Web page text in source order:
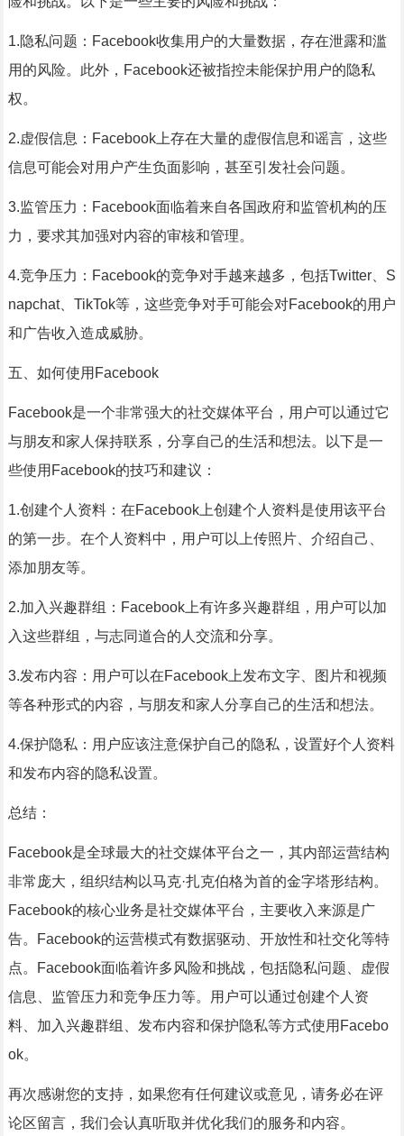
1.隐私问题：Facebook收集用户的大量数据，存在泄露和滥
用的风险。此外，Facebook还被指控未能保护用户的隐私
权。
2.虚假信息：Facebook上存在大量的虚假信息和谣言，这些
信息可能会对用户产生负面影响，甚至引发社会问题。
3.监管压力：Facebook面临着来自各国政府和监管机构的压
力，要求其加强对内容的审核和管理。
4.竞争压力：Facebook的竞争对手越来越多，包括Twitter、S
napchat、TikTok等，这些竞争对手可能会对Facebook的用户
和广告收入造成威胁。
五、如何使用Facebook
Facebook是一个非常强大的社交媒体平台，用户可以通过它
与朋友和家人保持联系，分享自己的生活和想法。以下是一
些使用Facebook的技巧和建议：
1.创建个人资料：在Facebook上创建个人资料是使用该平台
的第一步。在个人资料中，用户可以上传照片、介绍自己、
添加朋友等。
2.加入兴趣群组：Facebook上有许多兴趣群组，用户可以加
入这些群组，与志同道合的人交流和分享。
3.发布内容：用户可以在Facebook上发布文字、图片和视频
等各种形式的内容，与朋友和家人分享自己的生活和想法。
4.保护隐私：用户应该注意保护自己的隐私，设置好个人资料
和发布内容的隐私设置。
总结：
Facebook是全球最大的社交媒体平台之一，其内部运营结构
非常庞大，组织结构以马克·扎克伯格为首的金字塔形结构。
Facebook的核心业务是社交媒体平台，主要收入来源是广
告。Facebook的运营模式有数据驱动、开放性和社交化等特
点。Facebook面临着许多风险和挑战，包括隐私问题、虚假
信息、监管压力和竞争压力等。用户可以通过创建个人资
料、加入兴趣群组、发布内容和保护隐私等方式使用Facebo
ok。
再次感谢您的支持，如果您有任何建议或意见，请务必在评
论区留言，我们会认真听取并优化我们的服务和内容。